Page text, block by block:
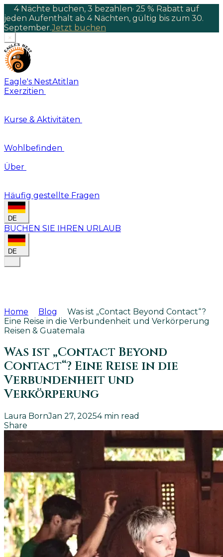
4 Nächte buchen, 3 bezahlen· 25 % Rabatt auf
jeden Aufenthalt ab 4 Nächten, gültig bis zum 30.
September.Jetzt buchen
×
Eagle's NestAtitlan
Exerzitien
Kurse & Aktivitäten
Wohlbefinden
Über
Häufig gestellte Fragen
DE
BUCHEN SIE IHREN URLAUB
DE
Home Blog
Was ist „Contact Beyond Contact“?
Eine Reise in die Verbundenheit und Verkörperung
Reisen & Guatemala
Was ist „Contact Beyond
Contact“? Eine Reise in die
Verbundenheit und
Verkörperung
Laura BornJan 27, 20254min read
Share